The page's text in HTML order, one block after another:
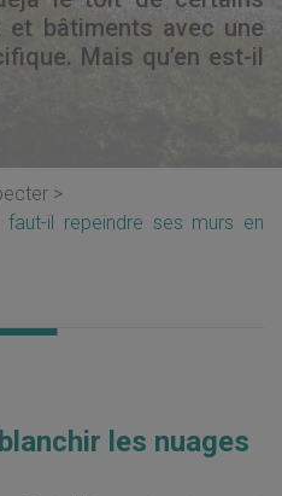
et bâtiments avec une
Mais qu’en est-il
il repeindre ses murs en
les nuages